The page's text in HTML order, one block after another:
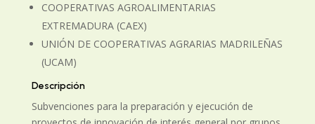
COOPERATIVAS AGROALIMENTARIAS
EXTREMADURA (CAEX)
UNIÓN DE COOPERATIVAS AGRARIAS MADRILEÑAS
(UCAM)
Descripción
Subvenciones para la preparación y ejecución de